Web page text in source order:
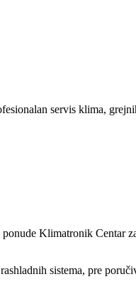
servis klima,
Klimatronik Centar
sistema, pre